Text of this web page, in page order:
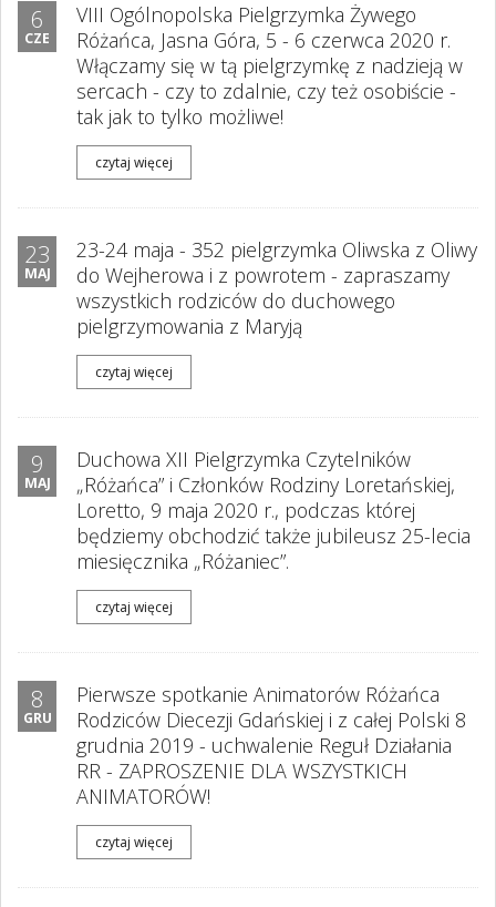
6
CZE
VIII Ogólnopolska Pielgrzymka Żywego
Różańca, Jasna Góra, 5 - 6 czerwca 2020 r.
Włączamy się w tą pielgrzymkę z nadzieją w
sercach - czy to zdalnie, czy też osobiście -
tak jak to tylko możliwe!
czytaj więcej
23
MAJ
23-24 maja - 352 pielgrzymka Oliwska z Oliwy
do Wejherowa i z powrotem - zapraszamy
wszystkich rodziców do duchowego
pielgrzymowania z Maryją
czytaj więcej
9
MAJ
Duchowa XII Pielgrzymka Czytelników
„Różańca” i Członków Rodziny Loretańskiej,
Loretto, 9 maja 2020 r., podczas której
będziemy obchodzić także jubileusz 25-lecia
miesięcznika „Różaniec”.
czytaj więcej
8
GRU
Pierwsze spotkanie Animatorów Różańca
Rodziców Diecezji Gdańskiej i z całej Polski 8
grudnia 2019 - uchwalenie Reguł Działania
RR - ZAPROSZENIE DLA WSZYSTKICH
ANIMATORÓW!
czytaj więcej